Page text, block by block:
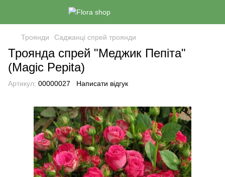
Троянди Саджанці спрей троянди
Троянда спрей "Меджик Пепіта"
(Magic Pepita)
Артикул: 00000027 Написати відгук